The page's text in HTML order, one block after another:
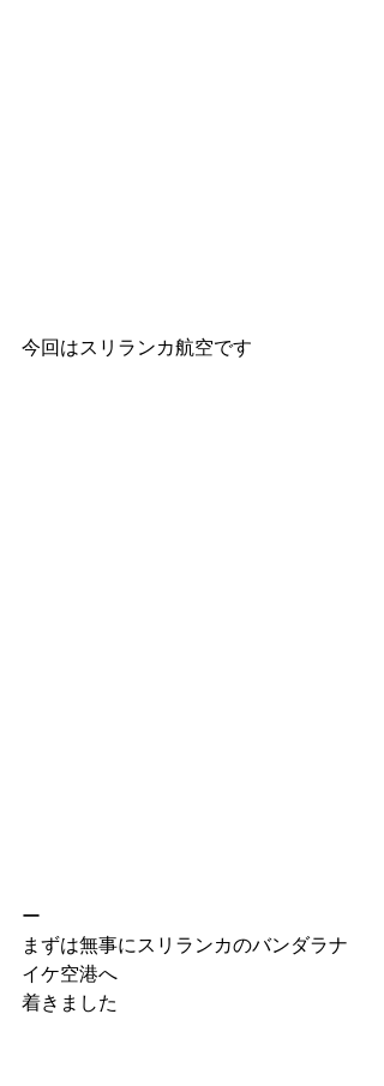
今回はスリランカ航空です
ー
まずは無事にスリランカのバンダラナ
イケ空港へ
着きました